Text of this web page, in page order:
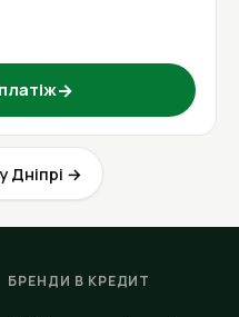
→
Дніпрі →
БРЕНДИ В КРЕДИТ